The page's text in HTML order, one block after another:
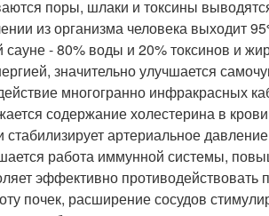
поры, шлаки и токсины
из организма человека выходит
сауне - 80% воды и 20% токсинов и
значительно улучшается
многогранно инфракрасных
содержание холестерина в
стабилизирует артериальное
работа иммунной системы,
эффективно
почек, расширение сосудов